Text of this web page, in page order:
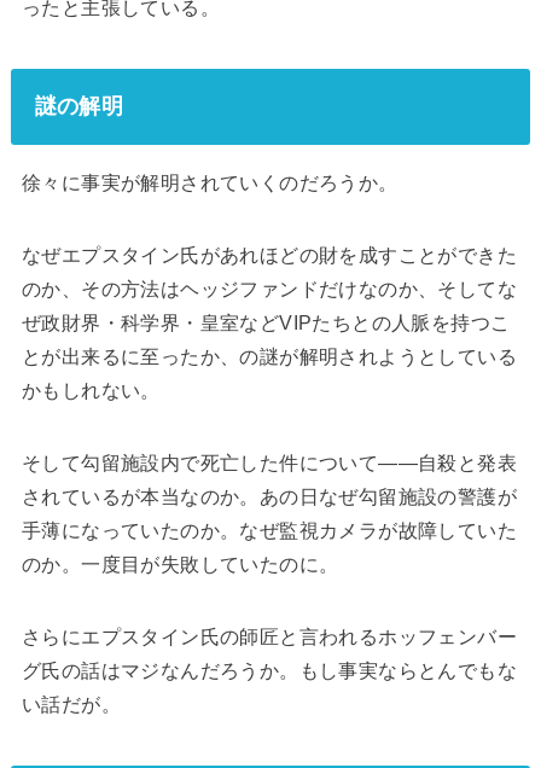
ったと主張している。
謎の解明
徐々に事実が解明されていくのだろうか。
なぜエプスタイン氏があれほどの財を成すことができた
のか、その方法はヘッジファンドだけなのか、そしてな
ぜ政財界・科学界・皇室などVIPたちとの人脈を持つこ
とが出来るに至ったか、の謎が解明されようとしている
かもしれない。
そして勾留施設内で死亡した件について――自殺と発表
されているが本当なのか。あの日なぜ勾留施設の警護が
手薄になっていたのか。なぜ監視カメラが故障していた
のか。一度目が失敗していたのに。
さらにエプスタイン氏の師匠と言われるホッフェンバー
グ氏の話はマジなんだろうか。もし事実ならとんでもな
い話だが。